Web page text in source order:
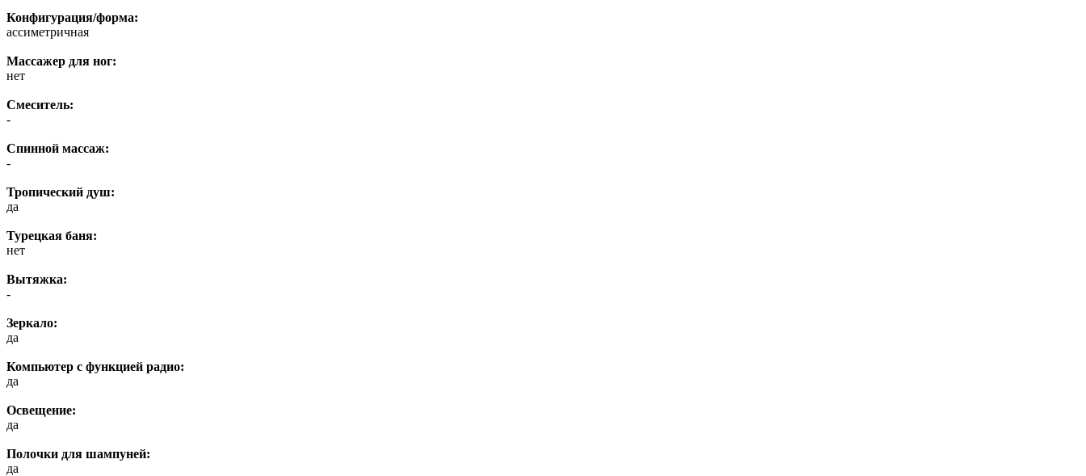
Конфигурация/форма:
ассиметричная
Массажер для ног:
нет
Смеситель:
-
Спинной массаж:
-
Тропический душ:
да
Турецкая баня:
нет
Вытяжка:
-
Зеркало:
да
Компьютер с функцией радио:
да
Освещение:
да
Полочки для шампуней:
да